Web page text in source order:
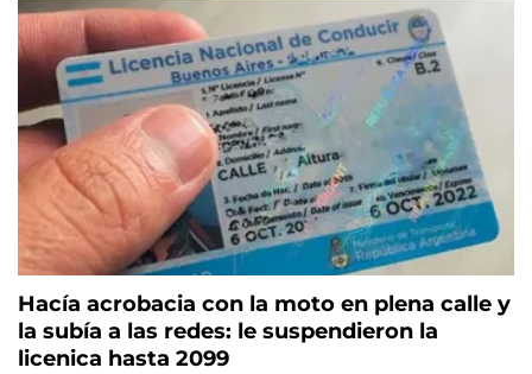
Hacía acrobacia con la moto en plena calle y
la subía a las redes: le suspendieron la
licenica hasta 2099